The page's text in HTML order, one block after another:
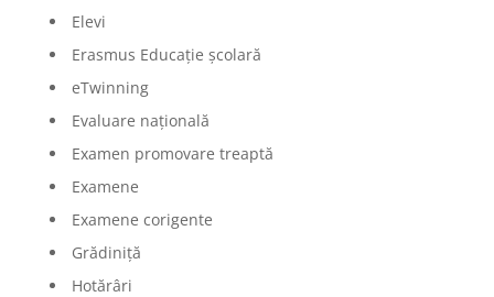
Elevi
Erasmus Educație școlară
eTwinning
Evaluare națională
Examen promovare treaptă
Examene
Examene corigente
Grădiniță
Hotărâri